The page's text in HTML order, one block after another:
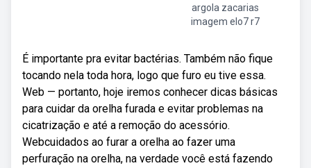
argola zacarias
imagem elo7 r7
É importante pra evitar bactérias. Também não fique
tocando nela toda hora, logo que furo eu tive essa.
Web — portanto, hoje iremos conhecer dicas básicas
para cuidar da orelha furada e evitar problemas na
cicatrização e até a remoção do acessório.
Webcuidados ao furar a orelha ao fazer uma
perfuração na orelha, na verdade você está fazendo